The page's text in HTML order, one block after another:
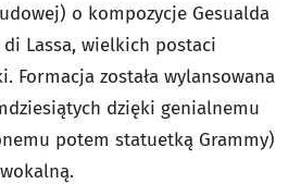
o kompozycje Gesualda
Lassa, wielkich postaci
Formacja została wylansowana
dzięki genialnemu
potem statuetką Grammy)